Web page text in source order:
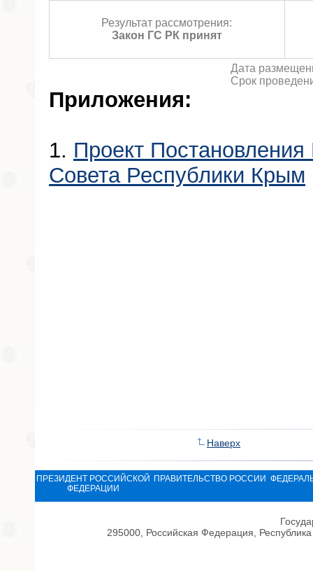
Результат рассмотрения:
Закон ГС РК принят
Дата
Срок
Приложения:
1. Проект Постановления
Совета Республики Крым
Наверх
ПРЕЗИДЕНТ РОССИЙСКОЙ
ФЕДЕРАЦИИ
ПРАВИТЕЛЬСТВО РОССИИ
295000, Российская Федерация,